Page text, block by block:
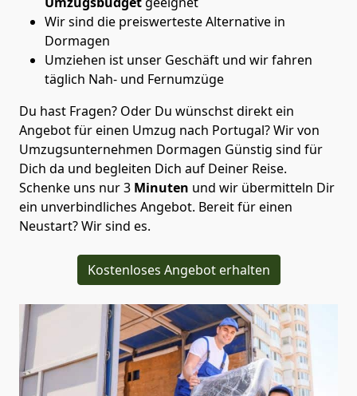
Wir sind die preiswerteste Alternative in
Dormagen
Umziehen ist unser Geschäft und wir fahren
täglich Nah- und Fernumzüge
Du hast Fragen? Oder Du wünschst direkt ein
Angebot für einen Umzug nach Portugal? Wir von
Umzugsunternehmen Dormagen Günstig sind für
Dich da und begleiten Dich auf Deiner Reise.
Schenke uns nur3 Minuten und wir übermitteln Dir
ein unverbindliches Angebot. Bereit für einen
Neustart? Wir sind es.
Kostenloses Angebot erhalten